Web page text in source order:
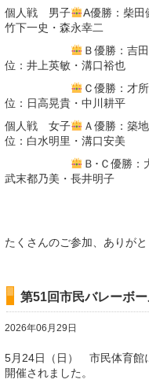
個人戦 男子
A優勝：柴
竹下一史・森永幸二
Ｂ優勝：
位：井上英敏・溝口裕也
Ｃ優勝：
位：日高晃貴・中川耕平
個人戦 女子
Ａ優勝：
位：白水明里・溝口安美
Ｂ･Ｃ優勝
武末都乃美・長井明子
たくさんのご参加、ありがと
第51回市民バレーボ
2026年06月29日
5月24日（日） 市民体育館
開催されました。